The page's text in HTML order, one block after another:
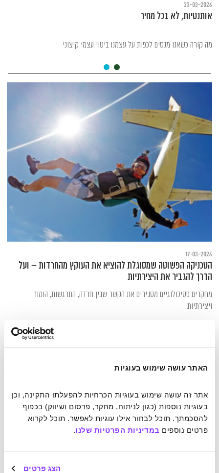
האתר עושה שימוש בעוגיות
פרטים נוספים במדיניות הפרטיות שלנו.
הצג פרטים
23-03-2026
אותנטיות, לא בכל מחיר
מה קורה כשאנו מנסים לכפות על עצמנו ביטוי עצמי קיצוני
17-03-2026
הטכניקה הפשוטה שמסוגלת להוציא את העוקץ מהחרדות – ועל
הדרך להגביר את היצירתיות
מחקרים פסיכולוגיים מסבירים את הקשר שבין חרדה, התרגשות, הומור
ויצירתיות